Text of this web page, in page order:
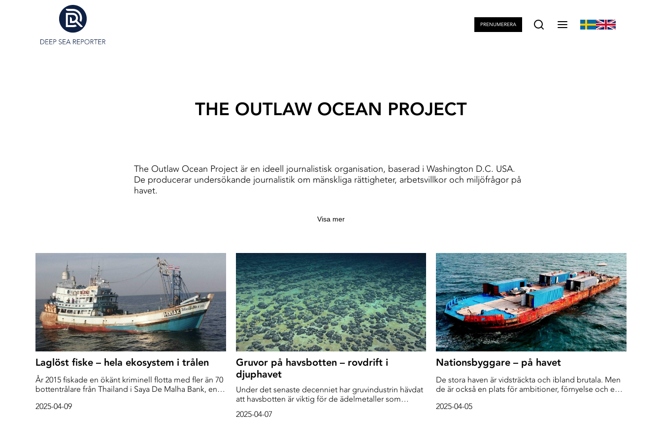
PRENUMERERA
THE OUTLAW OCEAN PROJECT
The Outlaw Ocean Project är en ideell journalistisk organisation, baserad i Washington D.C. USA.
De producerar undersökande journalistik om mänskliga rättigheter, arbetsvillkor och miljöfrågor på
havet.
Laglöst fiske – hela ekosystem i trålen
År 2015 fiskade en ökänt kriminell flotta med fler än 70
bottentrålare från Thailand i Saya De Malha Bank, en
oceanen mellan Mauritius och Seychellerna. Trålarna
2025-04-09
Gruvor på havsbotten – rovdrift i
djuphavet
Under det senaste decenniet har gruvindustrin hävdat
att havsbotten är viktig för de ädelmetaller som
och bärbara datorer. När företagen letat efter var de
2025-04-07
Nationsbyggare – på havet
De stora haven är vidsträckta och ibland brutala. Men
de är också en plats för ambitioner, förnyelse och en
självständiga mikronationer på internationellt vatten,
2025-04-05